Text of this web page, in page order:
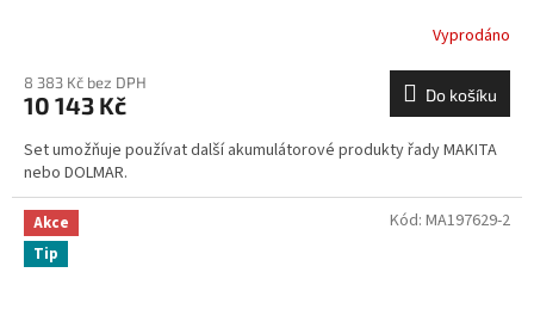
Vyprodáno
8 383 Kč bez DPH
10 143 Kč Do košíku
Set umožňuje používat další akumulátorové produkty řady MAKITA
nebo DOLMAR.
Akce
Tip
Kód: MA197629-2